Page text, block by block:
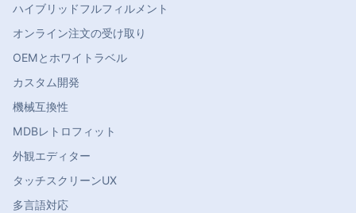
ハイブリッドフルフィルメント
オンライン注文の受け取り
OEMとホワイトラベル
カスタム開発
機械互換性
MDBレトロフィット
外観エディター
タッチスクリーンUX
多言語対応